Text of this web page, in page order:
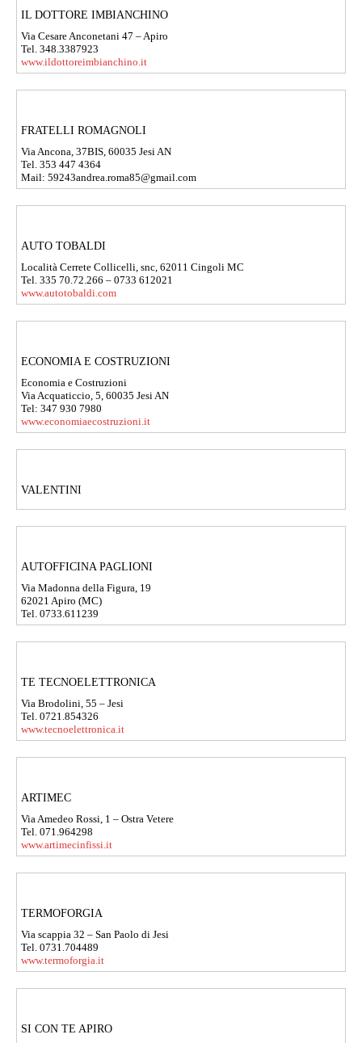
IL DOTTORE IMBIANCHINO
Via Cesare Anconetani 47 – Apiro
Tel. 348.3387923
www.ildottoreimbianchino.it
FRATELLI ROMAGNOLI
Via Ancona, 37BIS, 60035 Jesi AN
Tel. 353 447 4364
Mail: 59243andrea.roma85@gmail.com
AUTO TOBALDI
Località Cerrete Collicelli, snc, 62011 Cingoli MC
Tel. 335 70.72.266 – 0733 612021
www.autotobaldi.com
ECONOMIA E COSTRUZIONI
Economia e Costruzioni
Via Acquaticcio, 5, 60035 Jesi AN
Tel: 347 930 7980
www.economiaecostruzioni.it
VALENTINI
AUTOFFICINA PAGLIONI
Via Madonna della Figura, 19
62021 Apiro (MC)
Tel. 0733.611239
TE TECNOELETTRONICA
Via Brodolini, 55 – Jesi
Tel. 0721.854326
www.tecnoelettronica.it
ARTIMEC
Via Amedeo Rossi, 1 – Ostra Vetere
Tel. 071.964298
www.artimecinfissi.it
TERMOFORGIA
Via scappia 32 – San Paolo di Jesi
Tel. 0731.704489
www.termoforgia.it
SI CON TE APIRO